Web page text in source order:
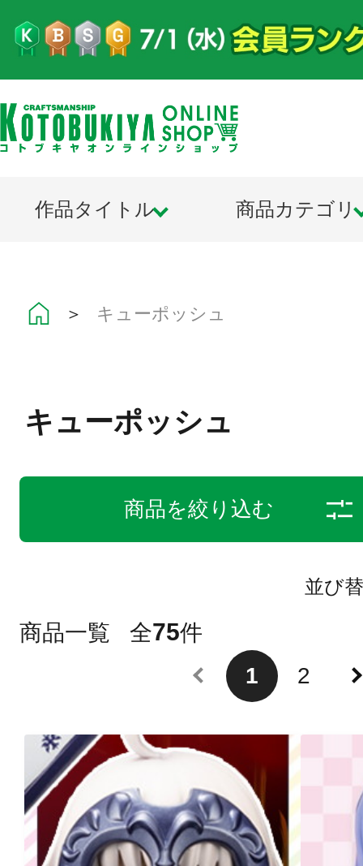
作品タイトル 商品カテゴリ
＞ キューポッシュ
キューポッシュ
商品を絞り込む
並び
商品一覧 全75件
1
2